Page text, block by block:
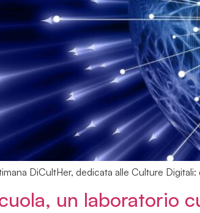
DiCultHer, dedicata alle Culture
un laboratorio